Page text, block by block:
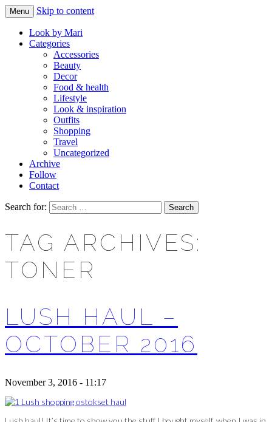
LOOK BY MARI
Makeup & beauty blog
Menu Skip to content
Look by Mari
Categories
Accessories
Beauty
Decor
Food & health
Lifestyle
Look & inspiration
Outfits
Shopping
Travel
Uncategorized
Archive
Follow
Contact
Search for:
TAG ARCHIVES:
TONER
LUSH HAUL –
OCTOBER 2016
November 3, 2016 - 11:17